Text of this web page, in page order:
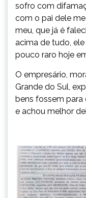
sofro com
com o pai dele
meu, que já é
acima de tudo,
pouco raro hoje
O empresário,
Grande do Sul,
bens fossem para
e achou melhor